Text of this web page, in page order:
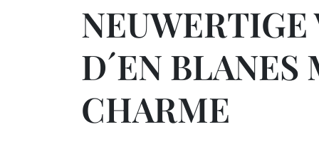
D´EN
CHARME